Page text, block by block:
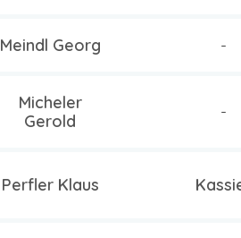
Meindl Georg -
Micheler
Gerold
-
Perfler Klaus